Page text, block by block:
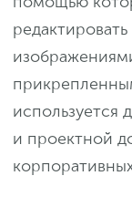
используется
и проектной